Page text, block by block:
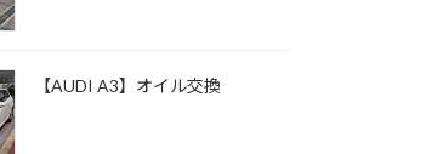
【AUDI A3】オイル交換